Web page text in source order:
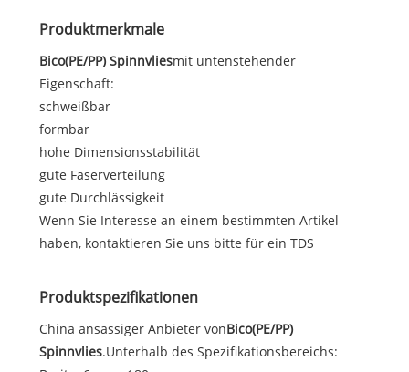
Produktmerkmale
Bico(PE/PP) Spinnvliesmit untenstehender
Eigenschaft:
schweißbar
formbar
hohe Dimensionsstabilität
gute Faserverteilung
gute Durchlässigkeit
Wenn Sie Interesse an einem bestimmten Artikel
haben, kontaktieren Sie uns bitte für ein TDS
Produktspezifikationen
China ansässiger Anbieter vonBico(PE/PP)
Spinnvlies.Unterhalb des Spezifikationsbereichs: